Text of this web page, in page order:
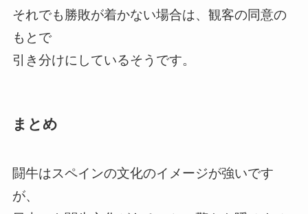
それでも勝敗が着かない場合は、観客の同意の
もとで
引き分けにしているそうです。
まとめ
闘牛はスペインの文化のイメージが強いです
が、